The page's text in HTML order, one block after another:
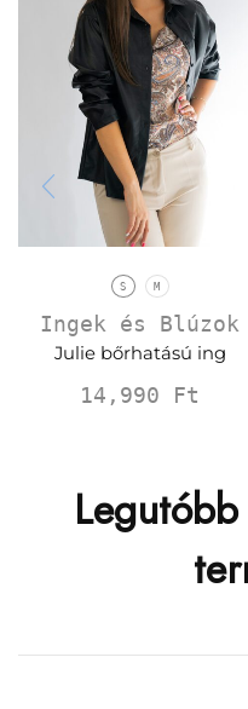
S M
Ingek és Blúzok
Julie bőrhatású ing
14,990 Ft